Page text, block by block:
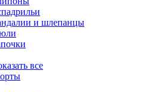
и шлепанцы
все